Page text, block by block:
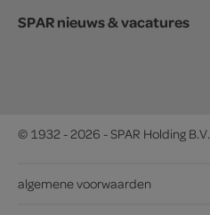
SPAR nieuws & vacatures
© 1932 - 2026 - SPAR Holding B.V.
algemene voorwaarden